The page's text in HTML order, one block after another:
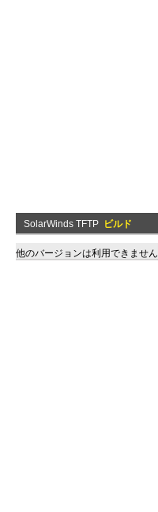
SolarWinds TFTP ビルド
他のバージョンは利用できません